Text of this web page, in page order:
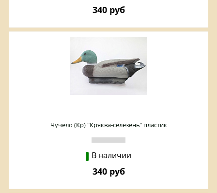
340 руб
Чучело (Кр) "Кряква-селезень" пластик
В наличии
340 руб